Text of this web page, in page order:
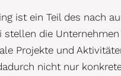
ist ein Teil des nach
stellen die
Projekte und
nicht nur